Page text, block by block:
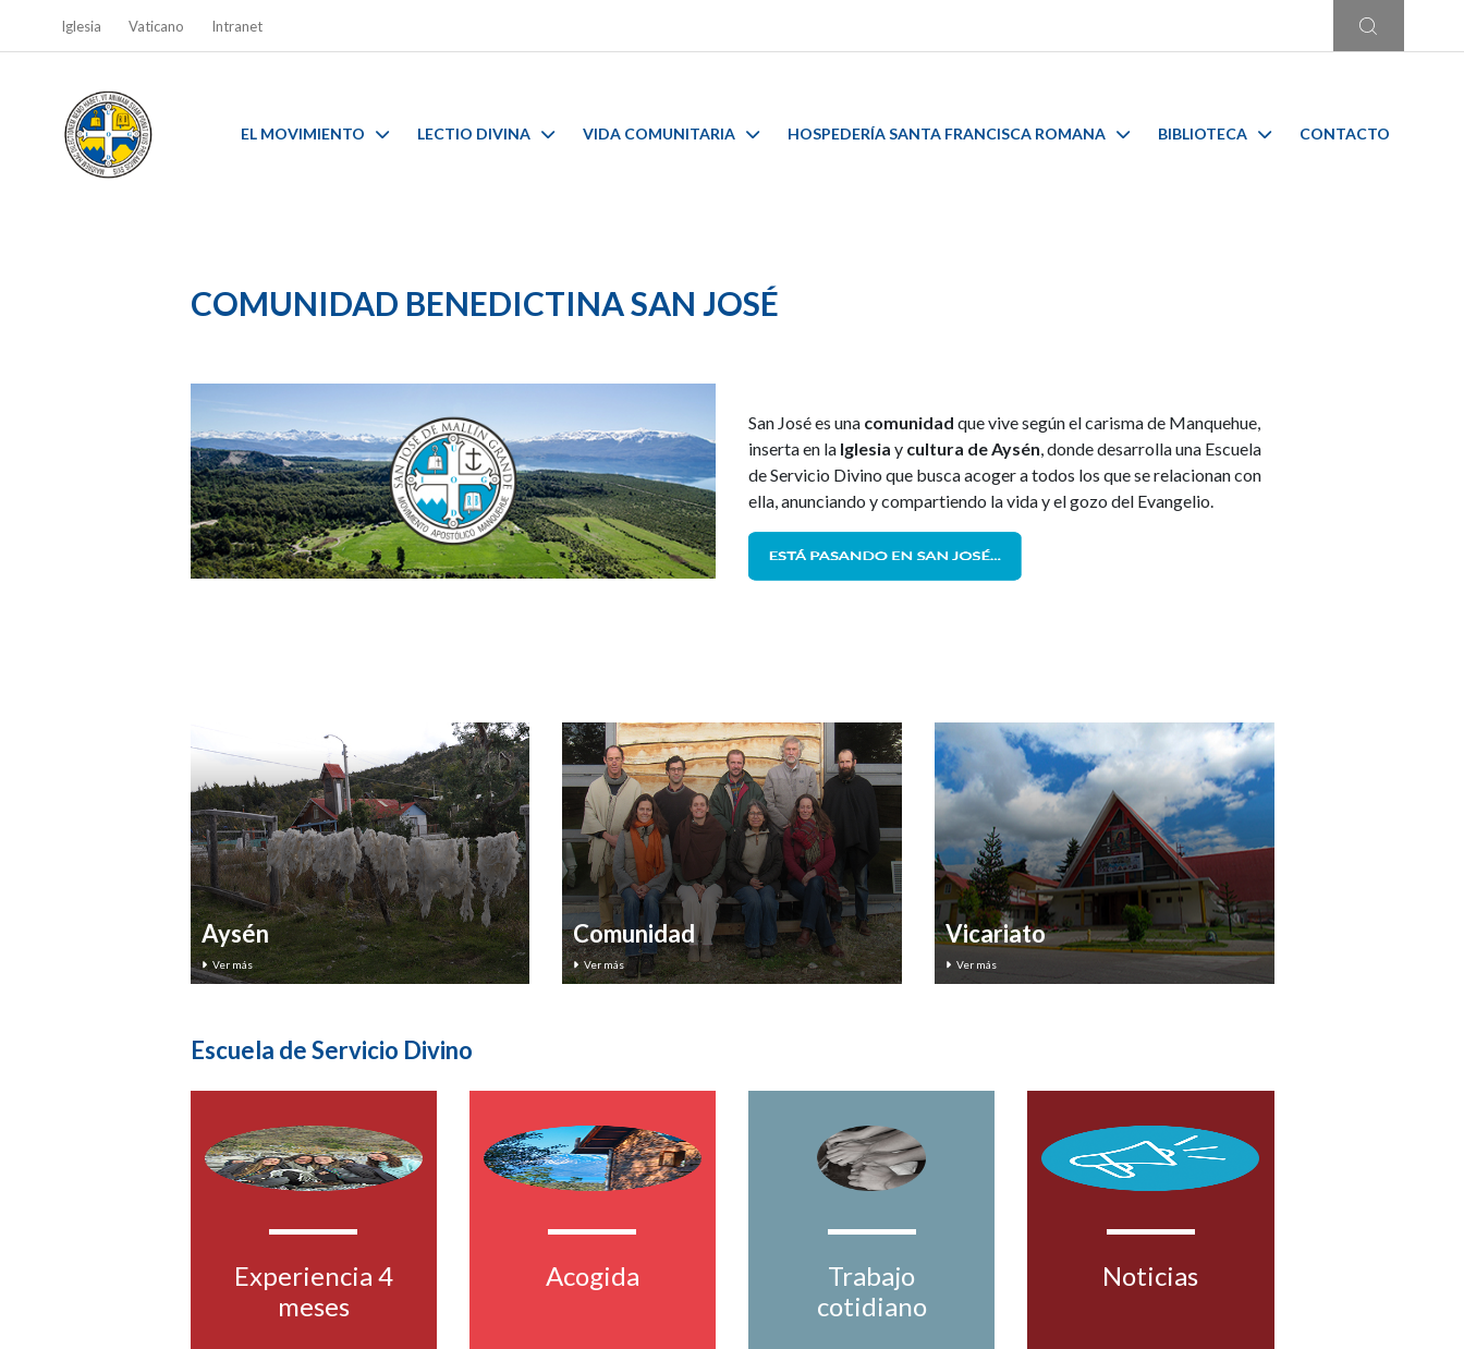
Iglesia Vaticano Intranet
EL MOVIMIENTO LECTIO DIVINA VIDA COMUNITARIA HOSPEDERÍA SANTA FRANCISCA ROMANA BIBLIOTECA CONTACTO
COMUNIDAD BENEDICTINA SAN JOSÉ
San José es una comunidad que vive según el carisma de Manquehue,
inserta en la Iglesia y cultura de Aysén, donde desarrolla una Escuela
de Servicio Divino que busca acoger a todos los que se relacionan con
ella, anunciando y compartiendo la vida y el gozo del Evangelio.
Aysén
Ver más
Comunidad
Ver más
Vicariato
Ver más
Escuela de Servicio Divino
Experiencia 4
meses
Acogida
Trabajo
cotidiano
Noticias